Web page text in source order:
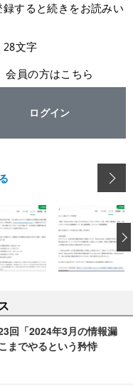
すると続きをお読みい
28文字
会員の方はこちら
ログイン
回「2024年3月の情報漏
までやるという矜恃